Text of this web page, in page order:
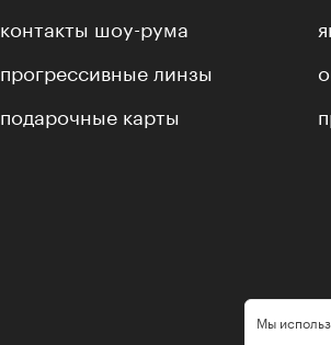
контакты шоу-рума
прогрессивные линзы
подарочные карты
Мы